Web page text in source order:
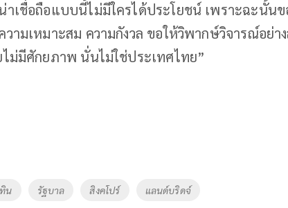
เชื่อถือแบบนี้ไม่มีใครได้ประโยชน์ เพราะฉะนั้นข
ามเหมาะสม ความกังวล ขอให้วิพากษ์วิจารณ์อย่าง
ม่มีศักยภาพ นั่นไม่ใช่ประเทศไทย”
น รัฐบาล สิงคโปร์ แลนด์บริดจ์